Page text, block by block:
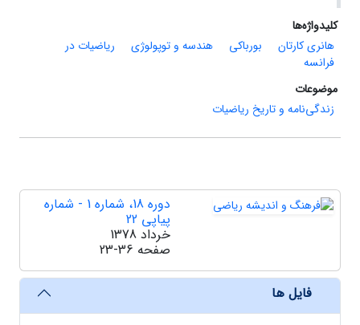
کلیدواژه‌ها
هانری کارتان
بورباکی هندسه و توپولوژی
ریاضیات در
فرانسه
موضوعات
زندگی‌نامه و تاریخ ریاضیات
دوره 18، شماره 1 - شماره
پیاپی 22
خرداد 1378
صفحه 23-36
فایل ها